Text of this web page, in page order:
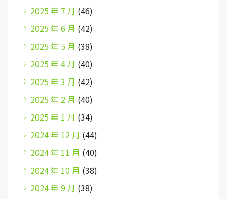
2025 年 7 月 (46)
2025 年 6 月 (42)
2025 年 5 月 (38)
2025 年 4 月 (40)
2025 年 3 月 (42)
2025 年 2 月 (40)
2025 年 1 月 (34)
2024 年 12 月 (44)
2024 年 11 月 (40)
2024 年 10 月 (38)
2024 年 9 月 (38)